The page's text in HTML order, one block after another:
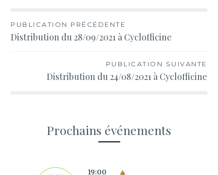
Navigation
de
PUBLICATION PRÉCÉDENTE
Distribution du 28/09/2021 à Cyclofficine
PUBLICATION SUIVANTE
Distribution du 24/08/2021 à Cyclofficine
Prochains événements
19:00